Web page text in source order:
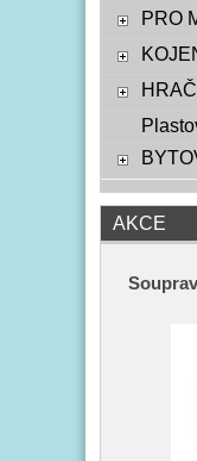
PRO
AKCE